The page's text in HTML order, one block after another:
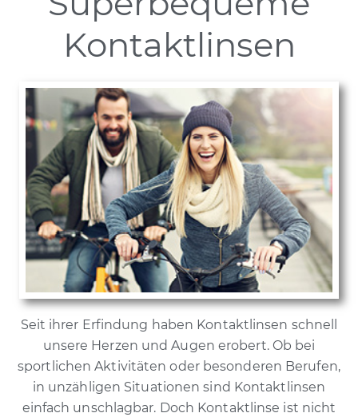
Kontaktlinsen
Seit ihrer Erfindung haben Kontaktlinsen schnell
unsere Herzen und Augen erobert. Ob bei
sportlichen Aktivitäten oder besonderen Berufen,
in unzähligen Situationen sind Kontaktlinsen
einfach unschlagbar. Doch Kontaktlinse ist nicht